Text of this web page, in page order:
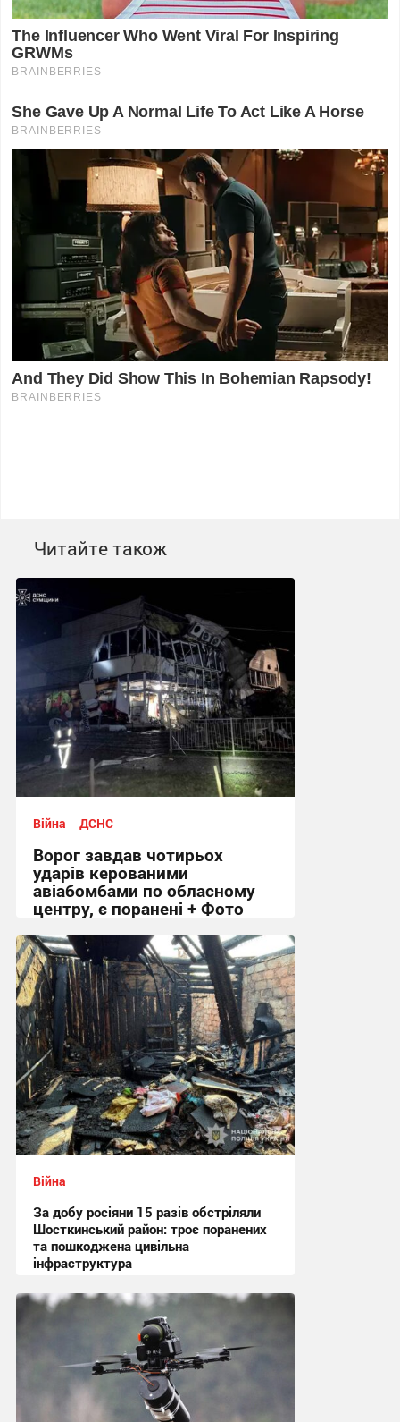
Читайте також
Війна ДСНС
Ворог завдав чотирьох
ударів керованими
авіабомбами по обласному
центру, є поранені + Фото
09:18 сьогодні
Війна
За добу росіяни 15 разів обстріляли
Шосткинський район: троє поранених
та пошкоджена цивільна
інфраструктура
08:41 сьогодні